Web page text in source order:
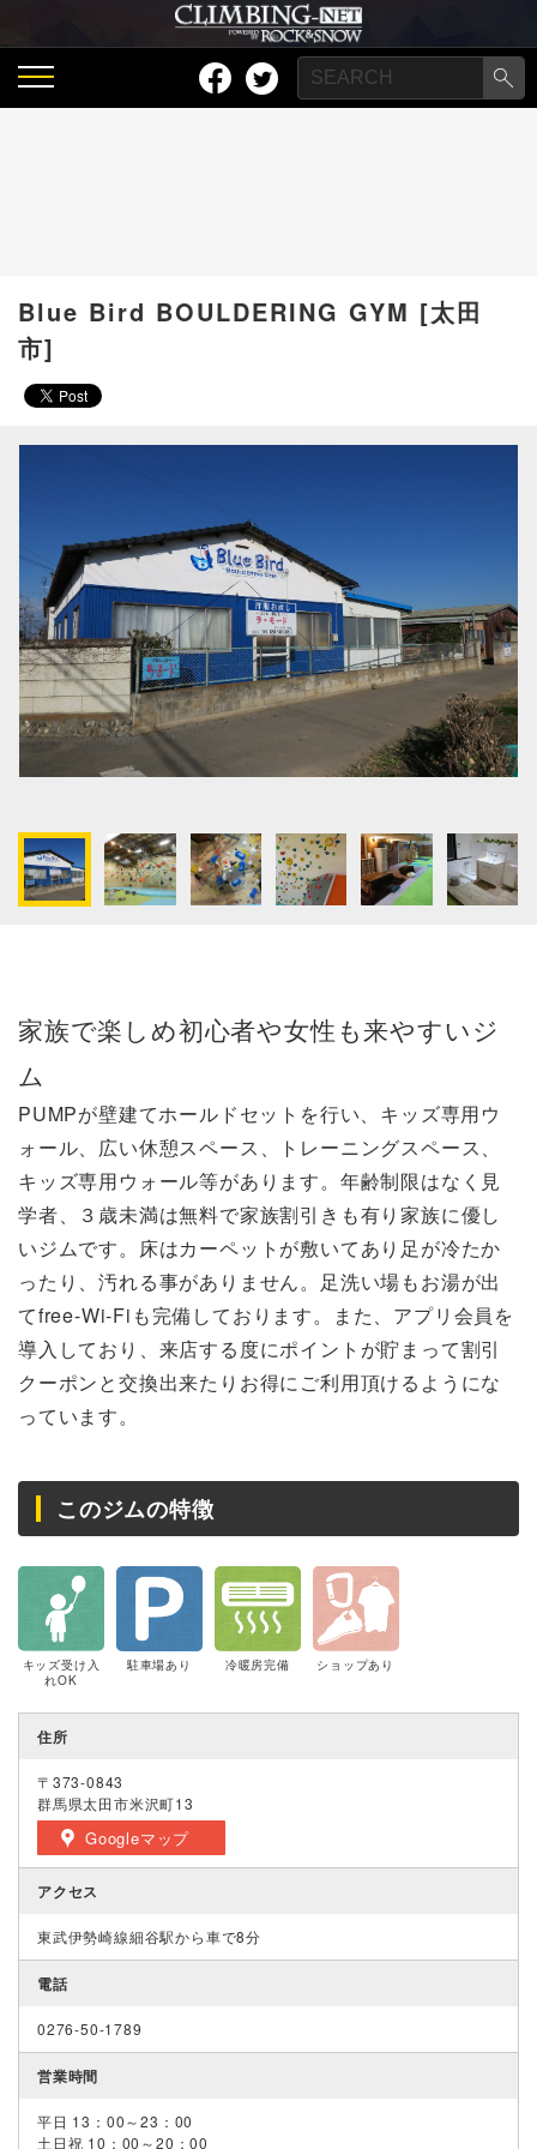
Blue Bird BOULDERING GYM [太田
市]
家族で楽しめ初心者や女性も来やすいジ
ム
PUMPが壁建てホールドセットを行い、キッズ専用ウ
ォール、広い休憩スペース、トレーニングスペース、
キッズ専用ウォール等があります。年齢制限はなく見
学者、３歳未満は無料で家族割引きも有り家族に優し
いジムです。床はカーペットが敷いてあり足が冷たか
ったり、汚れる事がありません。足洗い場もお湯が出
てfree-Wi-Fiも完備しております。また、アプリ会員を
導入しており、来店する度にポイントが貯まって割引
クーポンと交換出来たりお得にご利用頂けるようにな
っています。
このジムの特徴
キッズ受け入
れOK
駐車場あり 冷暖房完備 ショップあり
住所
〒373-0843
群馬県太田市米沢町13
Googleマップ
アクセス
東武伊勢崎線細谷駅から車で8分
電話
0276-50-1789
営業時間
平日 13：00～23：00
土日祝 10：00～20：00